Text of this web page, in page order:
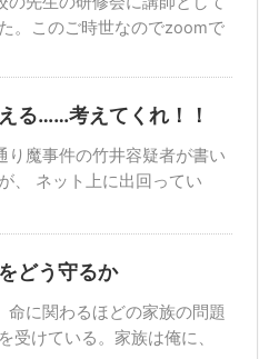
。このご時世なのでzoomで
る……考えてくれ！！
り魔事件の竹井容疑者が書い
、 ネット上に出回ってい
どう守るか
命に関わるほどの家族の問題
受けている。家族は俺に、